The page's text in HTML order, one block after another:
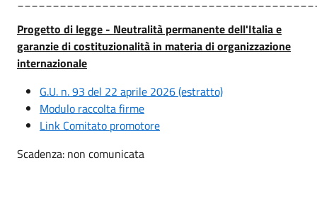
Progetto di legge - Neutralità permanente dell'Italia e
garanzie di costituzionalità in materia di organizzazione
internazionale
G.U. n. 93 del 22 aprile 2026 (estratto)
Modulo raccolta firme
Link Comitato promotore
Scadenza: non comunicata